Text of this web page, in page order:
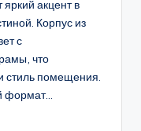
акцент в
Корпус из
с
что
стиль помещения.
формат...